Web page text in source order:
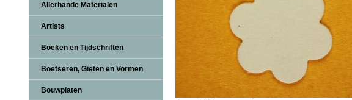
Allerhande Materialen
Artists
Boeken en Tijdschriften
Boetseren, Gieten en Vormen
Bouwplaten